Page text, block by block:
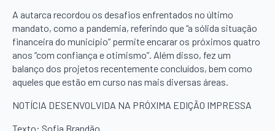
A autarca recordou os desafios enfrentados no último
mandato, como a pandemia, referindo que “a sólida situação
financeira do município” permite encarar os próximos quatro
anos “com confiança e otimismo”. Além disso, fez um
balanço dos projetos recentemente concluídos, bem como
aqueles que estão em curso nas mais diversas áreas.
NOTÍCIA DESENVOLVIDA NA PRÓXIMA EDIÇÃO IMPRESSA
Texto: Sofia Brandão